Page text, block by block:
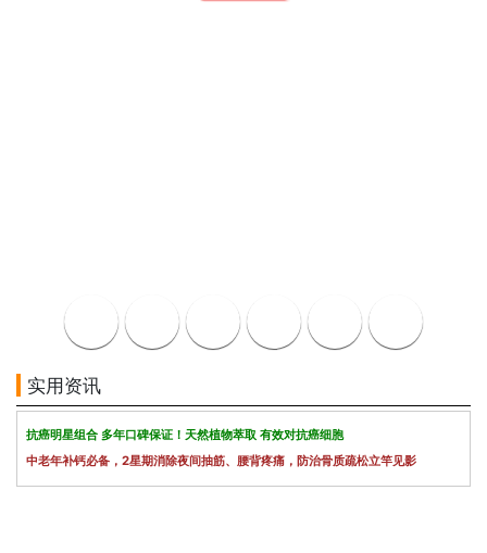
实用资讯
抗癌明星组合 多年口碑保证！天然植物萃取 有效对抗癌细胞
中老年补钙必备，2星期消除夜间抽筋、腰背疼痛，防治骨质疏松立竿见影